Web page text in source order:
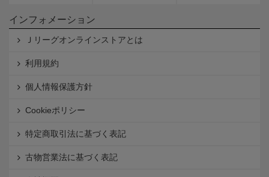
インフォメーション
Ｊリーグオンラインストアとは
利用規約
個人情報保護方針
Cookieポリシー
特定商取引法に基づく表記
古物営業法に基づく表記